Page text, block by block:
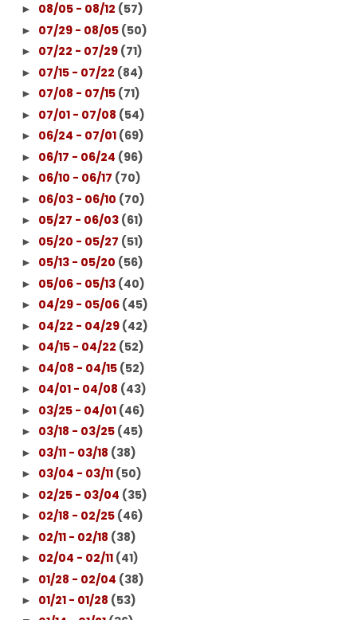
► 08/05 - 08/12 (57)
► 07/29 - 08/05 (50)
► 07/22 - 07/29 (71)
► 07/15 - 07/22 (84)
► 07/08 - 07/15 (71)
► 07/01 - 07/08 (54)
► 06/24 - 07/01 (69)
► 06/17 - 06/24 (96)
► 06/10 - 06/17 (70)
► 06/03 - 06/10 (70)
► 05/27 - 06/03 (61)
► 05/20 - 05/27 (51)
► 05/13 - 05/20 (56)
► 05/06 - 05/13 (40)
► 04/29 - 05/06 (45)
► 04/22 - 04/29 (42)
► 04/15 - 04/22 (52)
► 04/08 - 04/15 (52)
► 04/01 - 04/08 (43)
► 03/25 - 04/01 (46)
► 03/18 - 03/25 (45)
► 03/11 - 03/18 (38)
► 03/04 - 03/11 (50)
► 02/25 - 03/04 (35)
► 02/18 - 02/25 (46)
► 02/11 - 02/18 (38)
► 02/04 - 02/11 (41)
► 01/28 - 02/04 (38)
► 01/21 - 01/28 (53)